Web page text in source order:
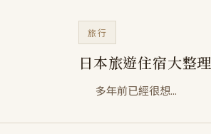
旅行
日本旅遊住宿大整理
多年前已經很想...